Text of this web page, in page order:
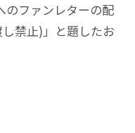
のファンレターの配
禁止)」と題したお